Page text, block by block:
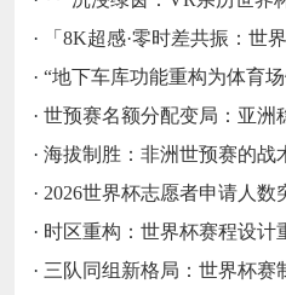
·
「8K超感·零时差共振：世
· “地下车库功能重构为体育场馆媒体
· 世预赛名额分配变局：亚洲
· 海拔制胜：非洲世预赛的战
· 2026世界杯志愿者申请人
· 时区重构：世界杯赛程设计
· 三队同组新格局：世界杯赛制